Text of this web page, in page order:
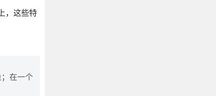
，这些特
在一个